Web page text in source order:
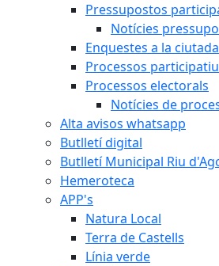
Pressupostos
Notícies
Enquestes a la
Processos
Processos electorals
Notícies de
Alta avisos whatsapp
Butlletí digital
Butlletí Municipal Riu
Hemeroteca
APP's
Natura Local
Terra de Castells
Línia verde